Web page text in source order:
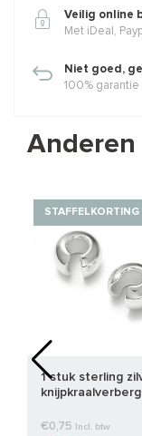
Veilig online
Met iDeal,
Niet goed,
100% garantie
STAFFELKORTING
1 stuk sterling
€0,75 Incl. btw